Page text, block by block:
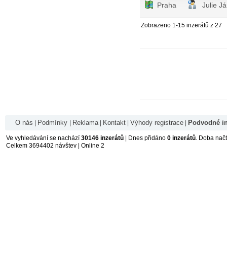
Praha Julie
Zobrazeno 1-15 inzerátů z 27
O nás Podmínky Reklama| Kontakt Výhody registrace Podvodné
Ve vyhledávání se nachází 30146 inzerátů | Dnes přidáno 0 inzerátů. Doba
Celkem 3694402 návštev | Online 2